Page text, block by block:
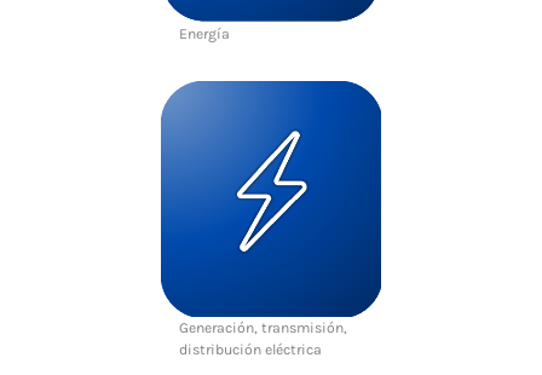
Energía
Generación, transmisión,
distribución eléctrica